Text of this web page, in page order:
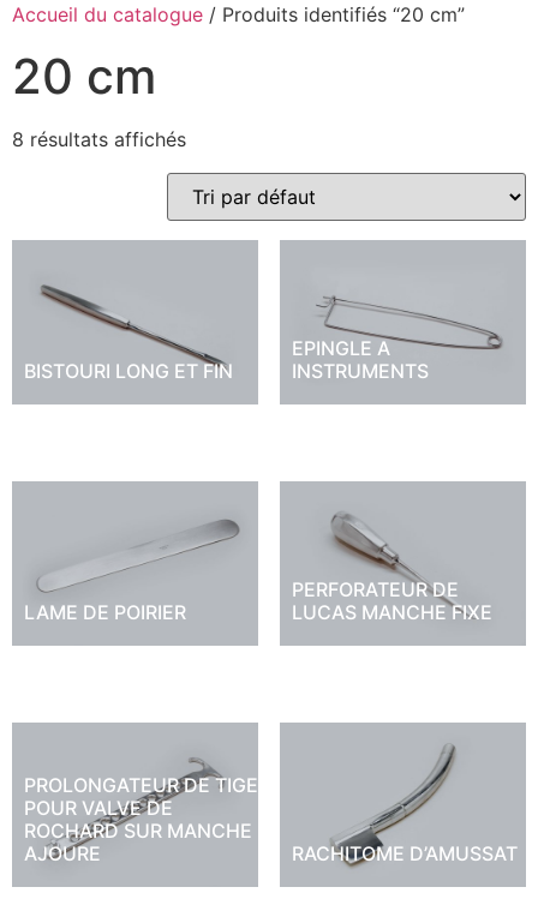
Accueil du catalogue / Produits identifiés “20 cm”
20 cm
8 résultats affichés
BISTOURI LONG ET FIN
EPINGLE A
INSTRUMENTS
LAME DE POIRIER
PERFORATEUR DE
LUCAS MANCHE FIXE
PROLONGATEUR DE TIGE
POUR VALVE DE
ROCHARD SUR MANCHE
AJOURE
RACHITOME D’AMUSSAT